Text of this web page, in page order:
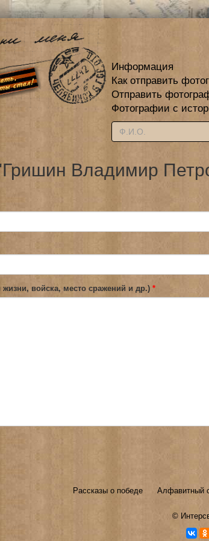
Информация
Как отправить
Отправить
Фотографии с
Владимир
жизни, войска, место сражений и др.) *
Рассказы о победе Алфавитный
©